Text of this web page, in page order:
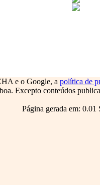
e o Google, a política de
Excepto conteúdos
Página gerada em: 0.01